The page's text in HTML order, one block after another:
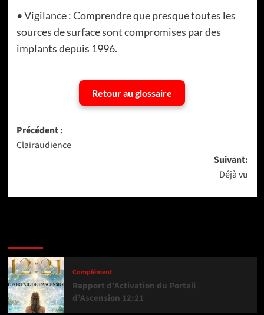
• Vigilance : Comprendre que presque toutes les
sources de surface sont compromises par des
implants depuis 1996.
Retour au glossaire
Navigation
d’article
Précédent :
Clairaudience
Suivant:
Déjà vu
Complément
Rapport d’Activation du Portail
d’Ascension 12:21